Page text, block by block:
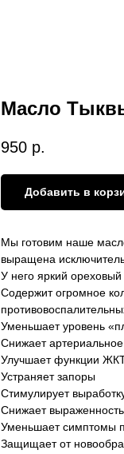
Масло
950 р.
Добавить в
Мы готовим наше
выращена
У него яркий
Содержит огромное
Уменьшает уровень
Снижает
Улучшает функции
Устраняет запоры
Стимулирует
Снижает
Уменьшает симптомы
Защищает от